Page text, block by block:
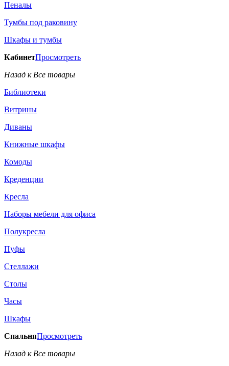
Пеналы
Тумбы под раковину
Шкафы и тумбы
КабинетПросмотреть
Назад к Все товары
Библиотеки
Витрины
Диваны
Книжные шкафы
Комоды
Креденции
Кресла
Наборы мебели для офиса
Полукресла
Пуфы
Стеллажи
Столы
Часы
Шкафы
СпальняПросмотреть
Назад к Все товары